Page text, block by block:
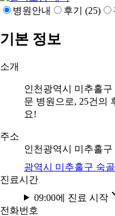
병원안내 후기 (25)
기본 정보
소개
인천광역시 미추홀구
문 병원으로, 25건의
요!
주소
인천광역시 미추홀구
광역시 미추홀구 숙
진료시간
09:00에 진료 시작
전화번호